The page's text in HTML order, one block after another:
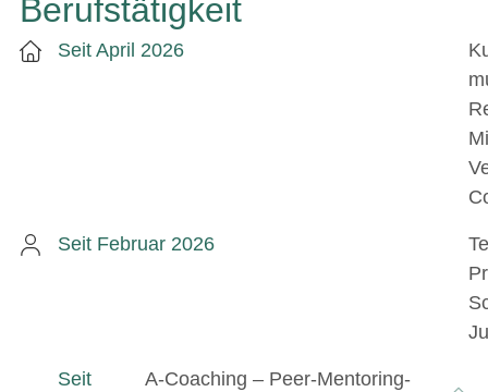
Berufstätigkeit
Seit April 2026
Seit Februar 2026
Seit
A-Coaching – Peer-Mentoring-